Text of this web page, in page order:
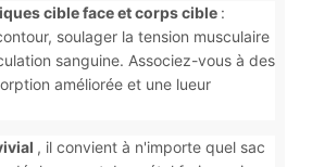
cible face et corps cible :
soulager la tension musculaire
sanguine. Associez-vous à des
améliorée et une lueur
, il convient à n'importe quel sac